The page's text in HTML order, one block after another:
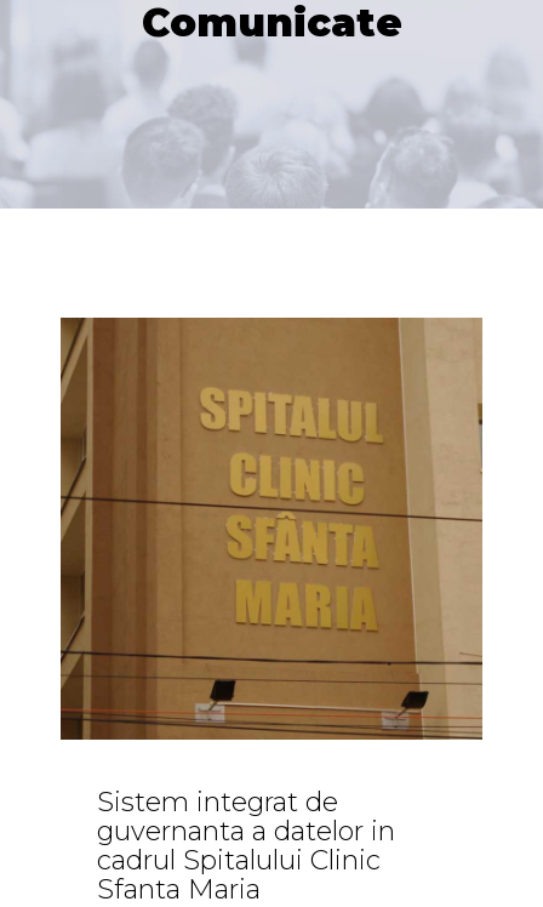
Comunicate
Sistem integrat de
guvernanta a datelor in
cadrul Spitalului Clinic
Sfanta Maria